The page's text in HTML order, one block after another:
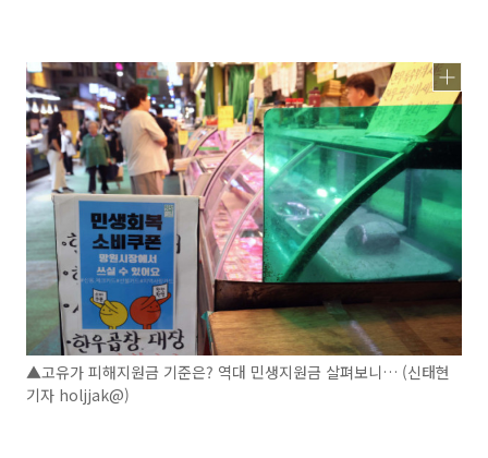
▲고유가 피해지원금 기준은? 역대 민생지원금 살펴보니… (신태현
기자 holjjak@)